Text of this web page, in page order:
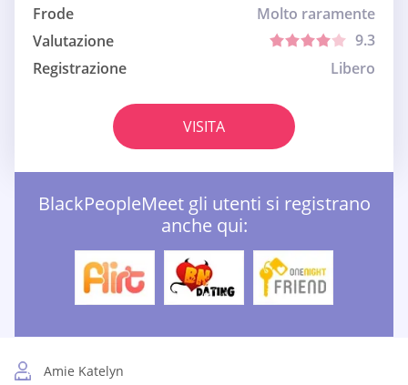
Frode
Molto raramente
Valutazione
9.3
Registrazione
Libero
VISITA
BlackPeopleMeet gli utenti si registrano
anche qui:
Amie Katelyn